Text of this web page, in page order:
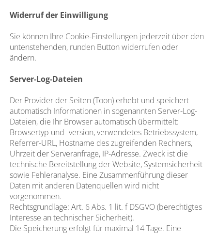
Widerruf der Einwilligung
Sie können Ihre Cookie-Einstellungen jederzeit über den
untenstehenden, runden Button widerrufen oder
ändern.
Server-Log-Dateien
Der Provider der Seiten (Toon) erhebt und speichert
automatisch Informationen in sogenannten Server-Log-
Dateien, die Ihr Browser automatisch übermittelt:
Browsertyp und -version, verwendetes Betriebssystem,
Referrer-URL, Hostname des zugreifenden Rechners,
Uhrzeit der Serveranfrage, IP-Adresse. Zweck ist die
technische Bereitstellung der Website, Systemsicherheit
sowie Fehleranalyse. Eine Zusammenführung dieser
Daten mit anderen Datenquellen wird nicht
vorgenommen.
Rechtsgrundlage: Art. 6 Abs. 1 lit. f DSGVO (berechtigtes
Interesse an technischer Sicherheit).
Die Speicherung erfolgt für maximal 14 Tage. Eine